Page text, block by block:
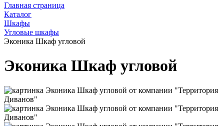
Главная страница
Каталог
Шкафы
Угловые шкафы
Эконика Шкаф угловой
Эконика Шкаф угловой